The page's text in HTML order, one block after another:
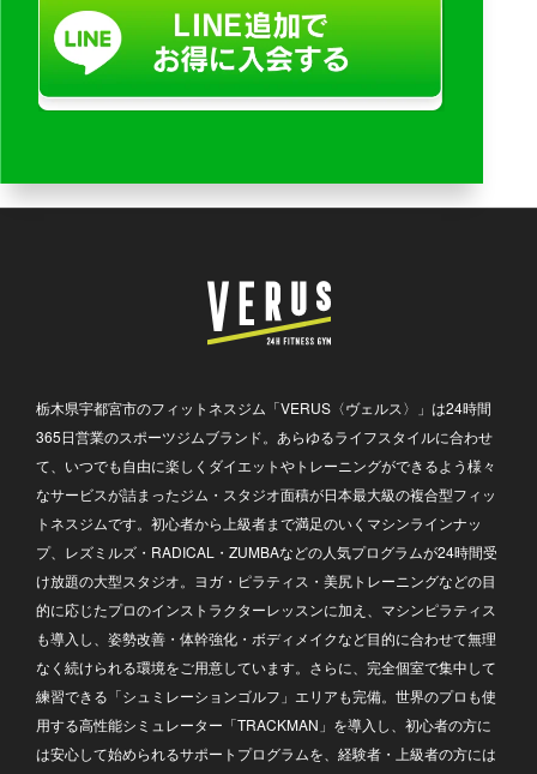
栃木県宇都宮市のフィットネスジム「VERUS〈ヴェルス〉」は24時間
365日営業のスポーツジムブランド。あらゆるライフスタイルに合わせ
て、いつでも自由に楽しくダイエットやトレーニングができるよう様々
なサービスが詰まったジム・スタジオ面積が日本最大級の複合型フィッ
トネスジムです。初心者から上級者まで満足のいくマシンラインナッ
プ、レズミルズ・RADICAL・ZUMBAなどの人気プログラムが24時間受
け放題の大型スタジオ。ヨガ・ピラティス・美尻トレーニングなどの目
的に応じたプロのインストラクターレッスンに加え、マシンピラティス
も導入し、姿勢改善・体幹強化・ボディメイクなど目的に合わせて無理
なく続けられる環境をご用意しています。さらに、完全個室で集中して
練習できる「シュミレーションゴルフ」エリアも完備。世界のプロも使
用する高性能シミュレーター「TRACKMAN」を導入し、初心者の方に
は安心して始められるサポートプログラムを、経験者・上級者の方には